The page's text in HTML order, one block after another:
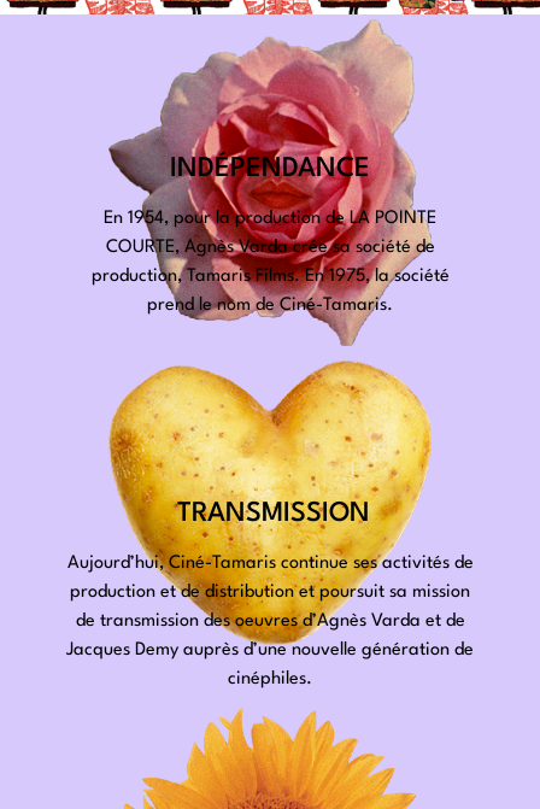
INDÉPENDANCE
En 1954, pour la production de LA POINTE
COURTE, Agnès Varda crée sa société de
production, Tamaris Films. En 1975, la société
prend le nom de Ciné-Tamaris.
TRANSMISSION
Aujourd’hui, Ciné-Tamaris continue ses activités de
production et de distribution et poursuit sa mission
de transmission des oeuvres d’Agnès Varda et de
Jacques Demy auprès d’une nouvelle génération de
cinéphiles.